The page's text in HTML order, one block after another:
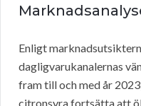
Enligt
dagligvarukanalernas
fram till och med år
citronsyra fortsätta att